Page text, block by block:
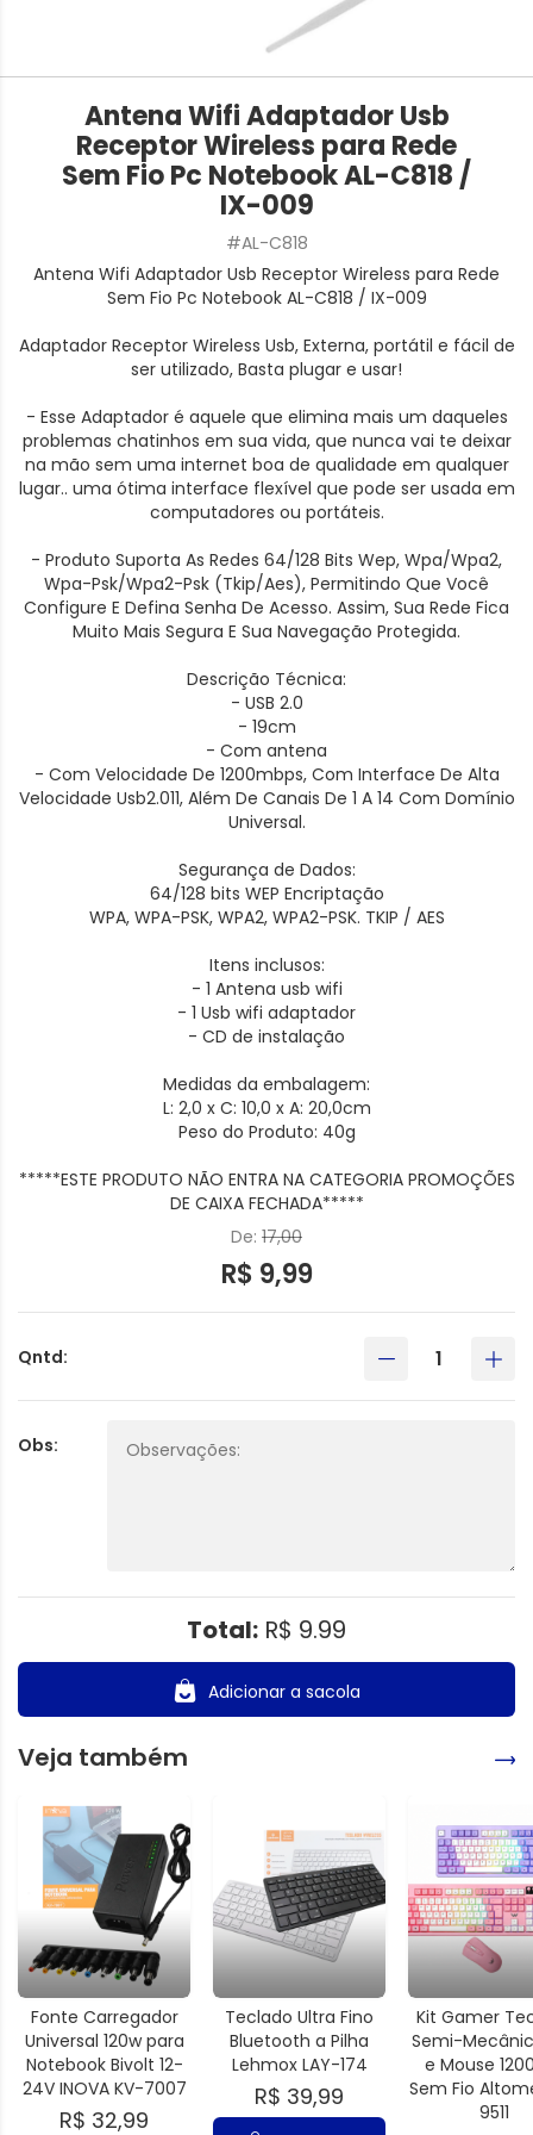
Antena Wifi Adaptador Usb
Receptor Wireless para Rede
Sem Fio Pc Notebook AL-C818 /
IX-009
#AL-C818
Antena Wifi Adaptador Usb Receptor Wireless para Rede
Sem Fio Pc Notebook AL-C818 / IX-009
Adaptador Receptor Wireless Usb, Externa, portátil e fácil de
ser utilizado, Basta plugar e usar!
- Esse Adaptador é aquele que elimina mais um daqueles
problemas chatinhos em sua vida, que nunca vai te deixar
na mão sem uma internet boa de qualidade em qualquer
lugar.. uma ótima interface flexível que pode ser usada em
computadores ou portáteis.
- Produto Suporta As Redes 64/128 Bits Wep, Wpa/Wpa2,
Wpa-Psk/Wpa2-Psk (Tkip/Aes), Permitindo Que Você
Configure E Defina Senha De Acesso. Assim, Sua Rede Fica
Muito Mais Segura E Sua Navegação Protegida.
Descrição Técnica:
- USB 2.0
- 19cm
- Com antena
- Com Velocidade De 1200mbps, Com Interface De Alta
Velocidade Usb2.011, Além De Canais De 1 A 14 Com Domínio
Universal.
Segurança de Dados:
64/128 bits WEP Encriptação
WPA, WPA-PSK, WPA2, WPA2-PSK. TKIP / AES
Itens inclusos:
- 1 Antena usb wifi
- 1 Usb wifi adaptador
- CD de instalação
Medidas da embalagem:
L: 2,0 x C: 10,0 x A: 20,0cm
Peso do Produto: 40g
*****ESTE PRODUTO NÃO ENTRA NA CATEGORIA PROMOÇÕES
DE CAIXA FECHADA*****
De: 17,00
R$ 9,99
Qntd:
Obs:
Total: R$ 9.99
Adicionar a sacola
Veja também
Fonte Carregador
Universal 120w para
Notebook Bivolt 12-
24V INOVA KV-7007
R$ 32,99
Teclado Ultra Fino
Bluetooth a Pilha
Lehmox LAY-174
R$ 39,99
Kit Gamer
Semi-
e Mouse
Sem Fio
9511